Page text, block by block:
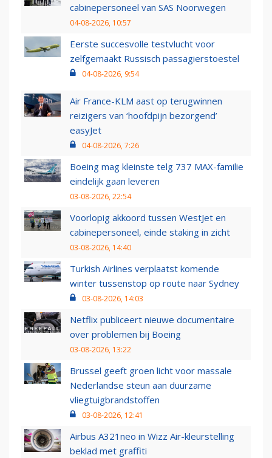
cabinepersoneel van SAS Noorwegen
04-08-2026, 10:57
Eerste succesvolle testvlucht voor
zelfgemaakt Russisch passagierstoestel
04-08-2026, 9:54
Air France-KLM aast op terugwinnen
reizigers van ‘hoofdpijn bezorgend’
easyJet
04-08-2026, 7:26
Boeing mag kleinste telg 737 MAX-familie
eindelijk gaan leveren
03-08-2026, 22:54
Voorlopig akkoord tussen WestJet en
cabinepersoneel, einde staking in zicht
03-08-2026, 14:40
Turkish Airlines verplaatst komende
winter tussenstop op route naar Sydney
03-08-2026, 14:03
Netflix publiceert nieuwe documentaire
over problemen bij Boeing
03-08-2026, 13:22
Brussel geeft groen licht voor massale
Nederlandse steun aan duurzame
vliegtuigbrandstoffen
03-08-2026, 12:41
Airbus A321neo in Wizz Air-kleurstelling
beklad met graffiti